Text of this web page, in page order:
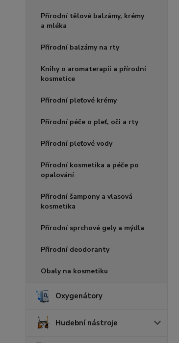
Přírodní tělové balzámy, krémy
a mléka
Přírodní balzámy na rty
Knihy o aromaterapii a přírodní
kosmetice
Přírodní pleťové krémy
Přírodní péče o pleť, oči a rty
Přírodní pleťové vody
Přírodní kosmetika a péče po
opalování
Přírodní šampony a vlasová
kosmetika
Přírodní sprchové gely a mýdla
Přírodní deodoranty
Obaly na kosmetiku
Oxygenátory
Hudební nástroje